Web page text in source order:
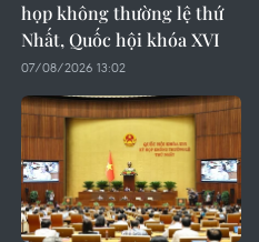
họp không thường lệ thứ
Nhất, Quốc hội khóa XVI
07/08/2026 13:02